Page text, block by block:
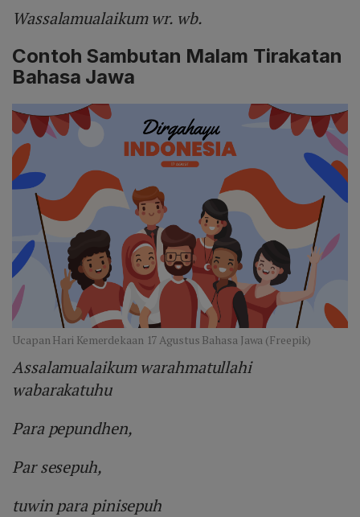
Wassalamualaikum wr. wb.
Contoh Sambutan Malam Tirakatan
Bahasa Jawa
Ucapan Hari Kemerdekaan 17 Agustus Bahasa Jawa (Freepik)
Assalamualaikum warahmatullahi
wabarakatuhu
Para pepundhen,
Par sesepuh,
tuwin para pinisepuh